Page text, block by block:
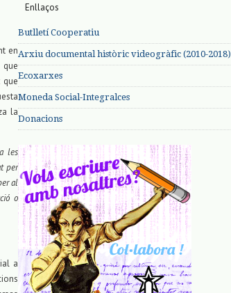
en
la
les
per
al
o
a
Enllaços
Butlletí Cooperatiu
Arxiu documental històric videogràfic (2010-2018)
Ecoxarxes
Moneda Social-Integralces
Donacions